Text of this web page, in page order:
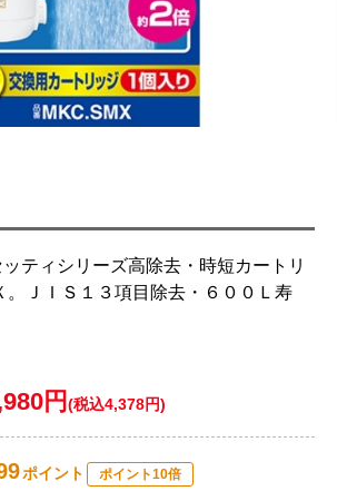
ティシリーズ高除去・時短カートリ
。ＪＩＳ１３項目除去・６００Ｌ寿
円 (税込4,378円)
ポイント ポイント10倍